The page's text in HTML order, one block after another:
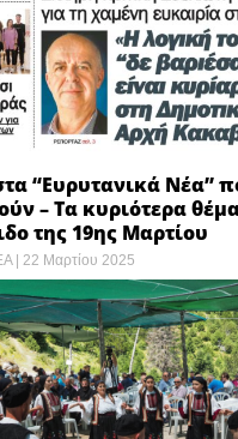
“Ευρυτανικά Νέα”
– Τα κυριότερα
της 19ης Μαρτίου
22 Μαρτίου 2025